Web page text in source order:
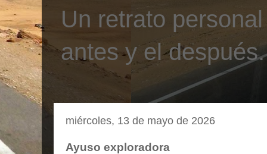
Un retrato
antes y el después.
miércoles, 13 de mayo de 2026
Ayuso exploradora